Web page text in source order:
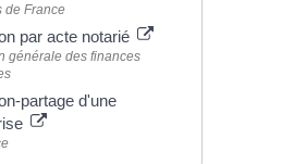
de France
par acte notarié
générale des finances
partage d'une